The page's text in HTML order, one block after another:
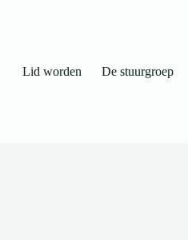
Lid worden De stuurgroep